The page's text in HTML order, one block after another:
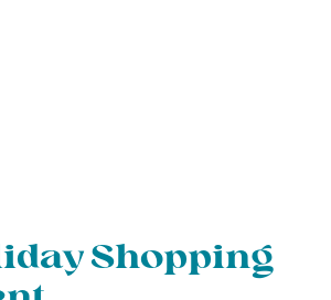
Shopping